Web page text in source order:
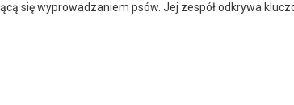
się wyprowadzaniem psów. Jej zespół odkrywa